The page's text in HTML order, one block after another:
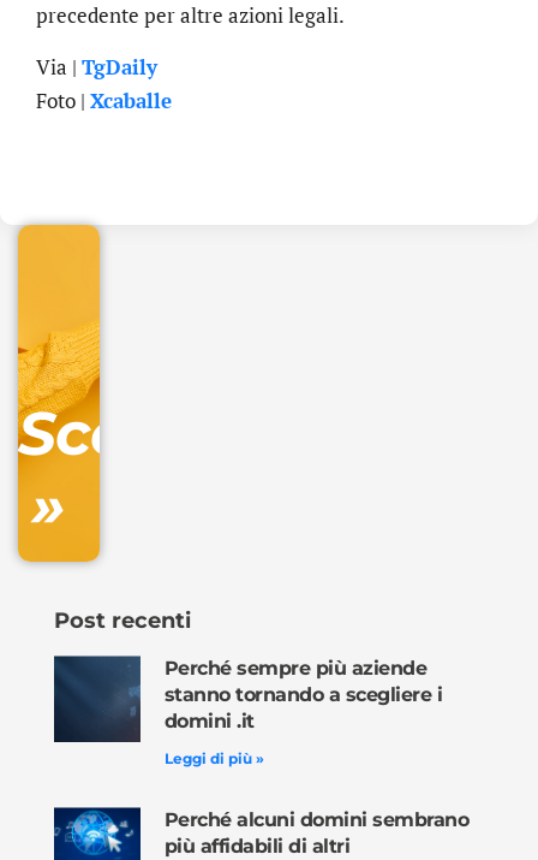
precedente per altre azioni legali.
Via | TgDaily
Foto | Xcaballe
Scopri
»
Post recenti
Perché sempre più aziende
stanno tornando a scegliere i
domini .it
Leggi di più »
Perché alcuni domini sembrano
più affidabili di altri